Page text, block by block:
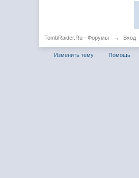
TombRaider.Ru - Форумы → Вход
Изменить тему Помощь